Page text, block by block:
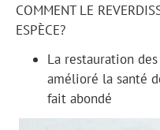
COMMENT LE
ESPÈCE?
La restauration
amélioré la santé
fait abondé